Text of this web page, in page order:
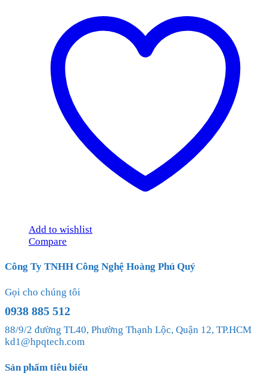
Add to wishlist
Compare
Công Ty TNHH Công Nghệ Hoàng Phú Quý
Gọi cho chúng tôi
0938 885 512
88/9/2 đường TL40, Phường Thạnh Lộc, Quận 12, TP.HCM
kd1@hpqtech.com
Sản phẩm tiêu biểu